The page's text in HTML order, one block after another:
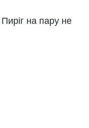
Пиріг на пару не